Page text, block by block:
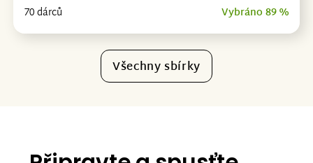
70 dárců Vybráno 89 %
Všechny sbírky